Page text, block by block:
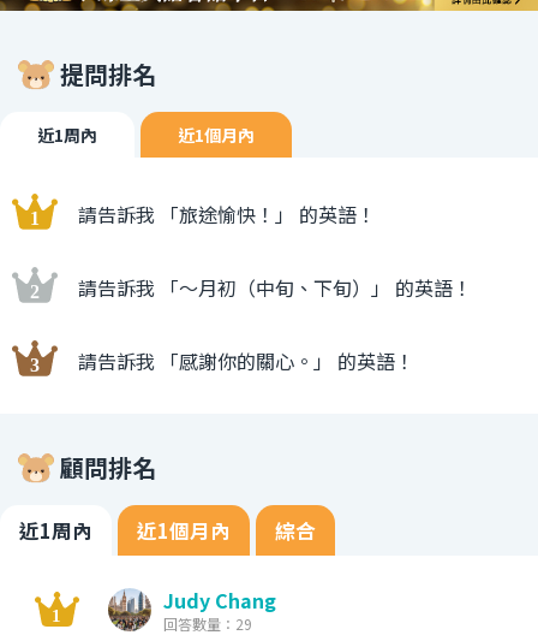
提問排名
近1周內 近1個月內
請告訴我 「旅途愉快！」 的英語！
請告訴我 「〜月初（中旬、下旬）」 的英語！
請告訴我 「感謝你的關心。」 的英語！
顧問排名
近1周內 近1個月內 綜合
Judy Chang
回答數量：29